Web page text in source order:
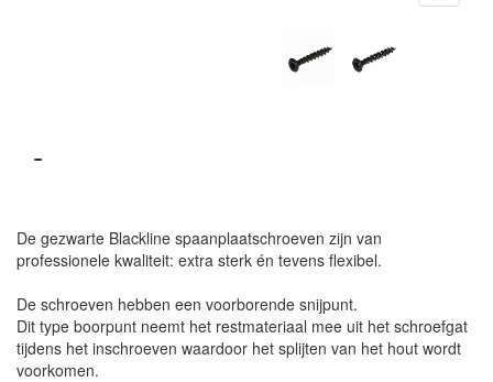
-
De gezwarte Blackline spaanplaatschroeven zijn van
professionele kwaliteit: extra sterk én tevens flexibel.
De schroeven hebben een voorborende snijpunt.
Dit type boorpunt neemt het restmateriaal mee uit het schroefgat
tijdens het inschroeven waardoor het splijten van het hout wordt
voorkomen.